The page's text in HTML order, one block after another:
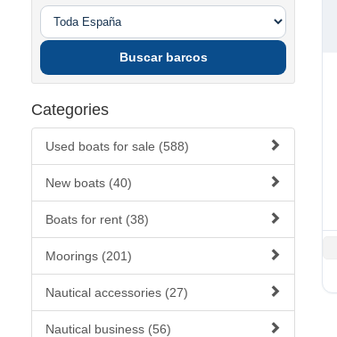
Buscar barcos
Categories
Used boats for sale (588)
New boats (40)
Boats for rent (38)
Moorings (201)
Nautical accessories (27)
Nautical business (56)